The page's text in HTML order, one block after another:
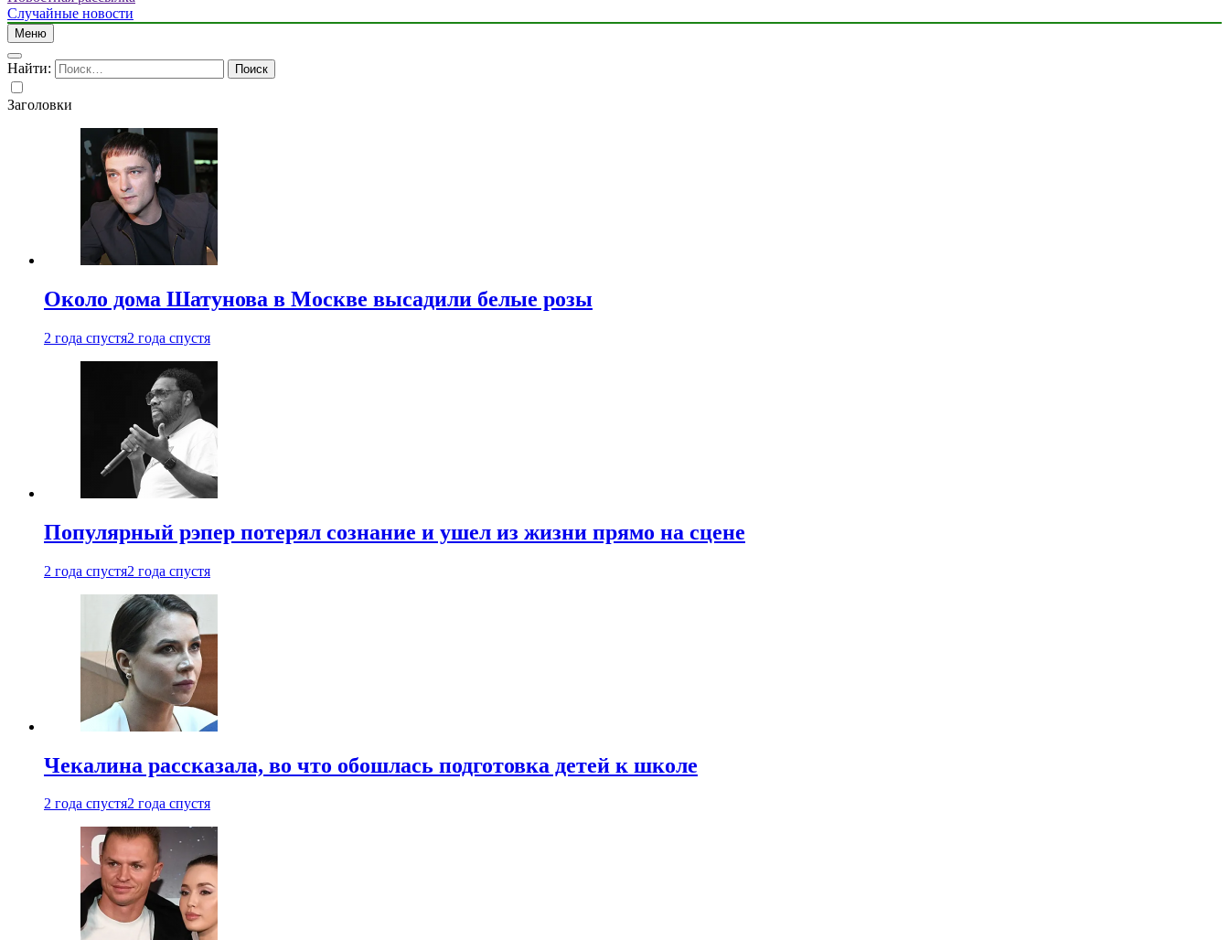
Случайные новости
Меню
Найти:
Заголовки
Около дома Шатунова в Москве высадили белые розы
2 года спустя2 года спустя
Популярный рэпер потерял сознание и ушел из жизни прямо на сцене
2 года спустя2 года спустя
Чекалина рассказала, во что обошлась подготовка детей к школе
2 года спустя2 года спустя